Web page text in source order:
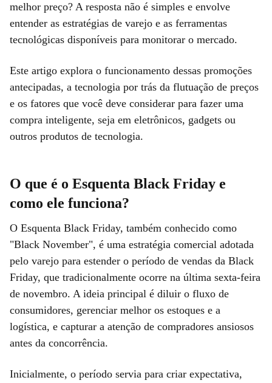
melhor preço? A resposta não é simples e envolve
entender as estratégias de varejo e as ferramentas
tecnológicas disponíveis para monitorar o mercado.
Este artigo explora o funcionamento dessas promoções
antecipadas, a tecnologia por trás da flutuação de preços
e os fatores que você deve considerar para fazer uma
compra inteligente, seja em eletrônicos, gadgets ou
outros produtos de tecnologia.
O que é o Esquenta Black Friday e
como ele funciona?
O Esquenta Black Friday, também conhecido como
"Black November", é uma estratégia comercial adotada
pelo varejo para estender o período de vendas da Black
Friday, que tradicionalmente ocorre na última sexta-feira
de novembro. A ideia principal é diluir o fluxo de
consumidores, gerenciar melhor os estoques e a
logística, e capturar a atenção de compradores ansiosos
antes da concorrência.
Inicialmente, o período servia para criar expectativa,